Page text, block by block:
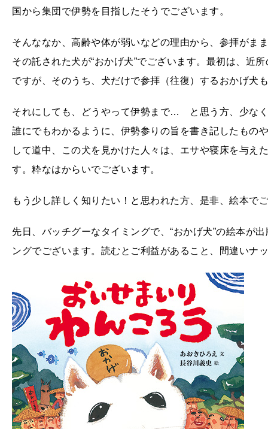
国から集団で伊勢を目指したそうでございます。
そんななか、高齢や体が弱いなどの理由から、参拝がま
その託された犬が“おかげ犬”でございます。最初は、近
ですが、そのうち、犬だけで参拝（往復）するおかげ犬
それにしても、どうやって伊勢まで… と思う方、少な
誰にでもわかるように、伊勢参りの旨を書き記したもの
して道中、この犬を見かけた人々は、エサや寝床を与え
す。粋なはからいでございます。
もう少し詳しく知りたい！と思われた方、是非、絵本で
先日、バッチグーなタイミングで、“おかげ犬”の絵本が
ングでございます。読むとご利益があること、間違いナ